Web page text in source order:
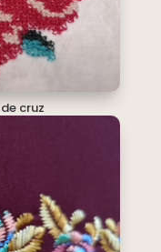
cruz